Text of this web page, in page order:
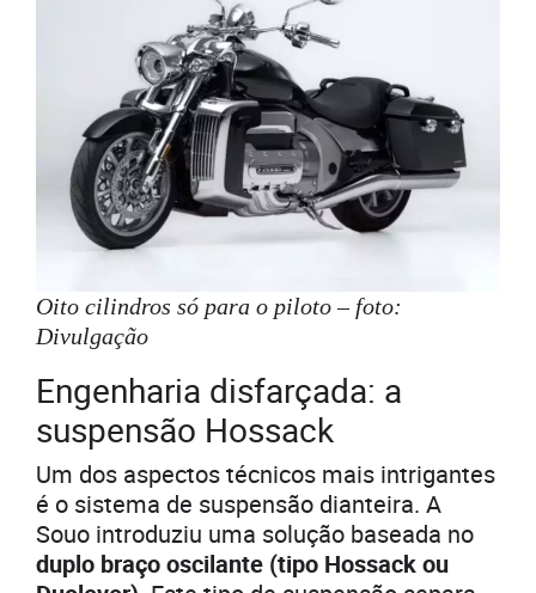
Oito cilindros só para o piloto – foto:
Divulgação
Engenharia disfarçada: a
suspensão Hossack
Um dos aspectos técnicos mais intrigantes
é o sistema de suspensão dianteira. A
Souo introduziu uma solução baseada no
duplo braço oscilante (tipo Hossack ou